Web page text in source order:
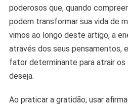
poderosos que, quando
podem transformar sua vida de
vimos ao longo deste artigo, a
através dos seus pensamentos,
fator determinante para atrair os
deseja.
Ao praticar a gratidão, usar